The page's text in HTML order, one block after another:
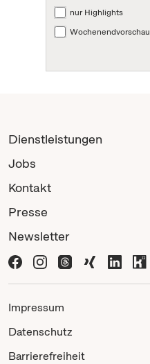
nur Highlights
Wochenendvorschau
Dienstleistungen
Jobs
Kontakt
Presse
Newsletter
Impressum
Datenschutz
Barrierefreiheit